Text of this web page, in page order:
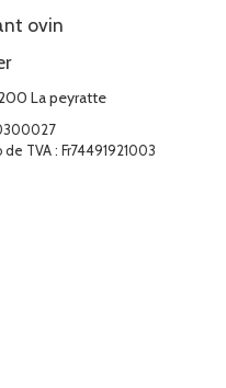
ovin
La peyratte
TVA : Fr74491921003